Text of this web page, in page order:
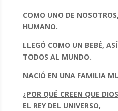
COMO UNO DE
HUMANO.
LLEGÓ COMO UN BEBÉ,
TODOS AL MUNDO.
NACIÓ EN UNA FAMILIA
¿POR QUÉ CREEN QUE
EL REY DEL UNIVERSO,